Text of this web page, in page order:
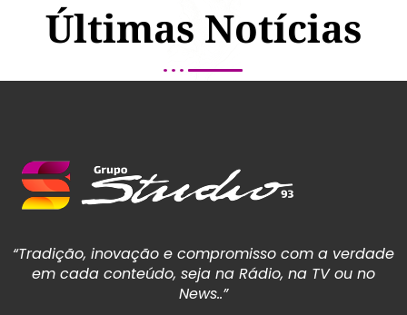
Últimas Notícias
“Tradição, inovação e compromisso com a verdade
em cada conteúdo, seja na Rádio, na TV ou no
News..”